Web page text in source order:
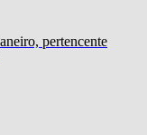
pertencente